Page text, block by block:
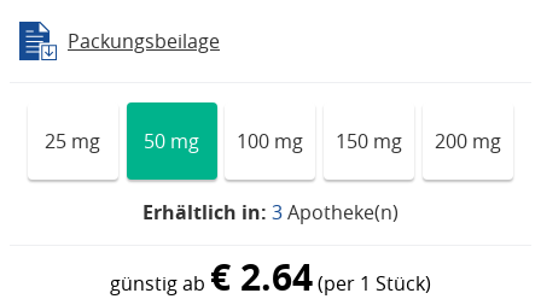
Packungsbeilage
25 mg 50 mg 100 mg 150 mg 200 mg
Erhältlich in: 3Apotheke(n)
günstig ab € 2.64(per 1 Stück)